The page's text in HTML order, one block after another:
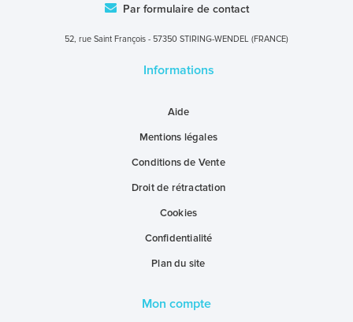
Par formulaire de contact
52, rue Saint François - 57350 STIRING-WENDEL (FRANCE)
Informations
Aide
Mentions légales
Conditions de Vente
Droit de rétractation
Cookies
Confidentialité
Plan du site
Mon compte